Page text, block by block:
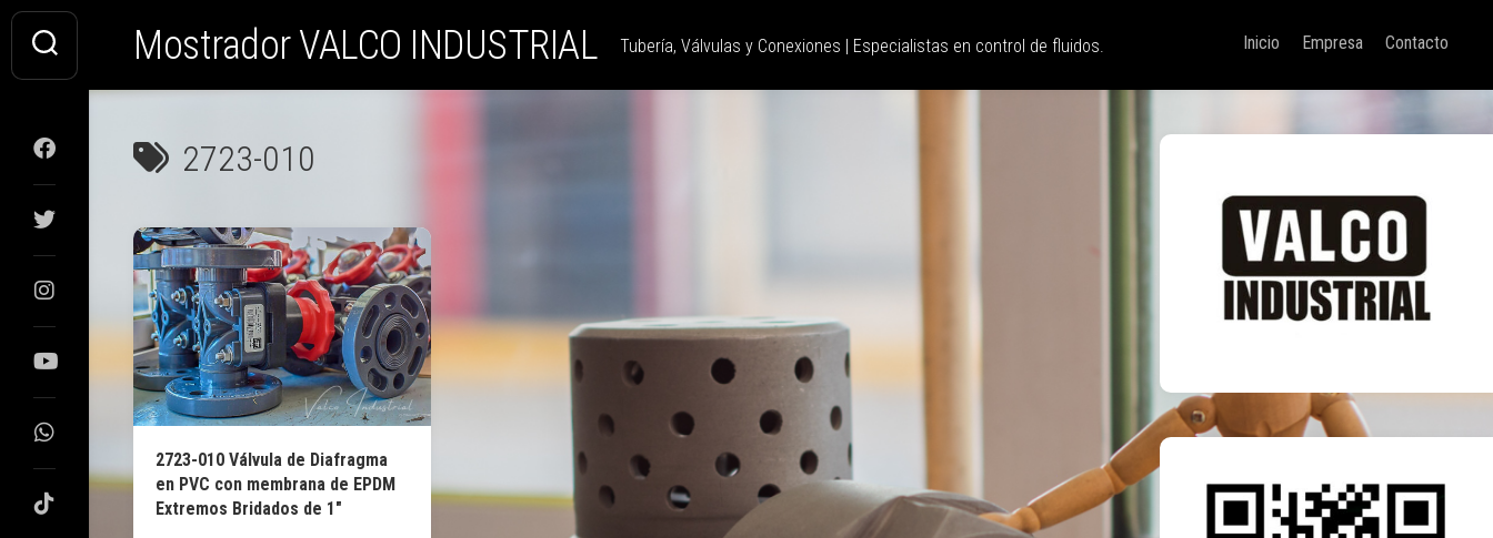
Saltar
contenido
Mostrador VALCO INDUSTRIAL Tubería, Válvulas y Conexiones | Especialistas en control de fluidos. Inicio Empresa Contacto
2723-010
2723-010 Válvula de Diafragma
en PVC con membrana de EPDM
Extremos Bridados de 1″